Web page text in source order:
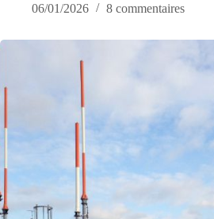
06/01/2026
8 commentaires